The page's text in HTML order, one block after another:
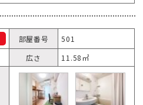
部屋番号
501
広さ 11.58㎡